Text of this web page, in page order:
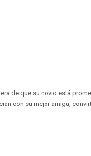
de que su novio está
con su mejor amiga,